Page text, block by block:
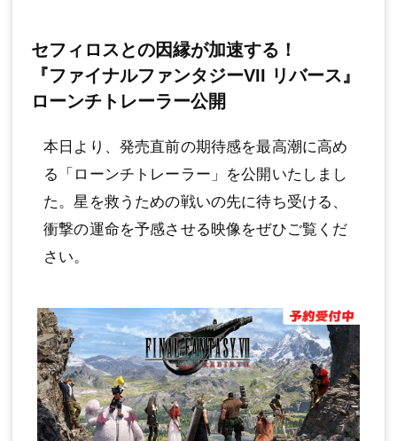
セフィロスとの因縁が加速する！
『ファイナルファンタジーVII リバース』
ローンチトレーラー公開
本日より、発売直前の期待感を最高潮に高め
る「ローンチトレーラー」を公開いたしまし
た。星を救うための戦いの先に待ち受ける、
衝撃の運命を予感させる映像をぜひご覧くだ
さい。